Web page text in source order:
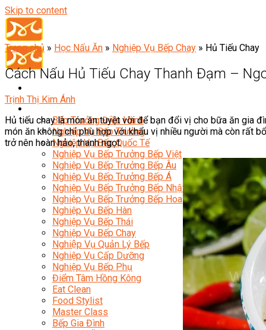
Skip to content
Bếp Trưởng Điều Hành
Nghiệp Vụ Bếp Trưởng
Nghiệp Vụ Bếp Quốc Tế
Nghiệp Vụ Bếp Trưởng Bếp Việt
Nghiệp Vụ Bếp Trưởng Bếp Âu
Nghiệp Vụ Bếp Trưởng Bếp Á
Nghiệp Vụ Bếp Trưởng Bếp Nhật
Nghiệp Vụ Bếp Trưởng Bếp Hoa
Nghiệp Vụ Bếp Hàn
Nghiệp Vụ Bếp Thái
Nghiệp Vụ Bếp Chay
Nghiệp Vụ Quản Lý Bếp
Nghiệp Vụ Cấp Dưỡng
Nghiệp Vụ Bếp Phụ
Điểm Tâm Hồng Kông
Eat Clean
Food Stylist
Master Class
Bếp Gia Đình
Trang chủ » Học Nấu Ăn » Nghiệp Vụ Bếp Chay » Hủ Tiếu Chay
Cách Nấu Hủ Tiếu Chay Thanh Đạm –
Trịnh Thị Kim Ánh
Hủ tiếu chay là món ăn tuyệt vời để bạn đổi vị cho bữa ăn gia
món ăn không chỉ phù hợp với khẩu vị nhiều người mà còn rất
trở nên hoàn hảo, thanh ngọt.